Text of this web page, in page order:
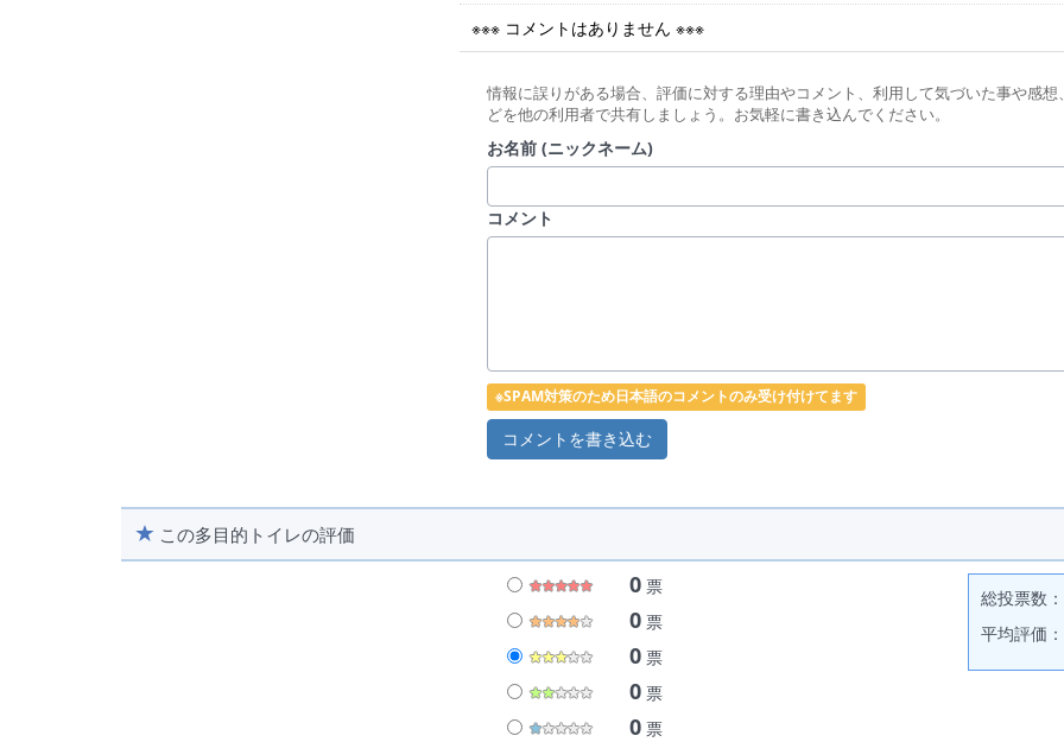
※※※ コメントはありません ※※※
情報に誤りがある場合、評価に対する理由やコメント、利用して気づいた事や感想
どを他の利用者で共有しましょう。お気軽に書き込んでください。
お名前 (ニックネーム)
コメント
※SPAM対策のため日本語のコメントのみ受け付けてます
この多目的トイレの評価
0票
0票
0票
0票
0票
総投票数
平均評価